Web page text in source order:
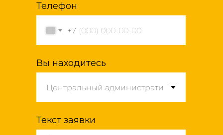
Телефон
+7
Вы находитесь
Текст заявки